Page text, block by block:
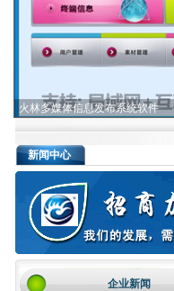
火林多媒体信息发布系统软件
新闻中心
企业新闻